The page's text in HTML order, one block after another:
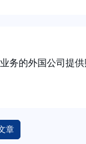
务的外国公司提
章